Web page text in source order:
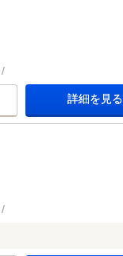
詳細を見る